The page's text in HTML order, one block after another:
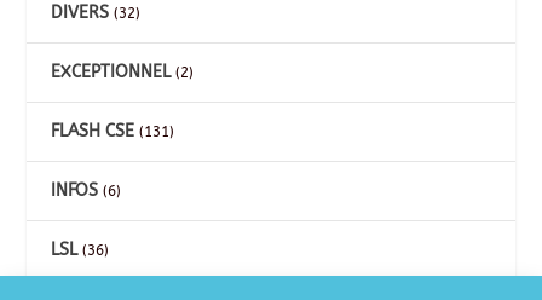
DIVERS (32)
EXCEPTIONNEL(2)
FLASH CSE (131)
INFOS (6)
LSL(36)